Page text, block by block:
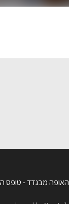
האופה מבגדד - טופס